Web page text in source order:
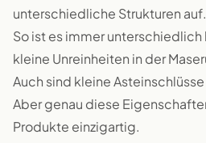
unterschiedliche Strukturen auf.
So ist es immer unterschiedlich
kleine Unreinheiten in der
Auch sind kleine
Aber genau diese
Produkte einzigartig.